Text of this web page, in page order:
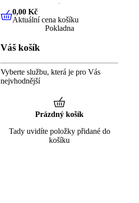
0,00 KčAktuální cena košíku
0,00 Kč
Aktuální cena košíku
Pokladna
Váš košík
Vyberte službu, která je pro Vás
nejvhodnější
Prázdný košík
Tady uvidíte položky přidané do
košíku